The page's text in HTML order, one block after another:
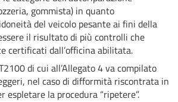
gommista) in quanto
del veicolo pesante ai fini della
il risultato di più controlli che
certificati dall’officina abilitata.
di cui all’Allegato 4 va compilato
nel caso di difformità riscontrata in
espletare la procedura “ripetere”.